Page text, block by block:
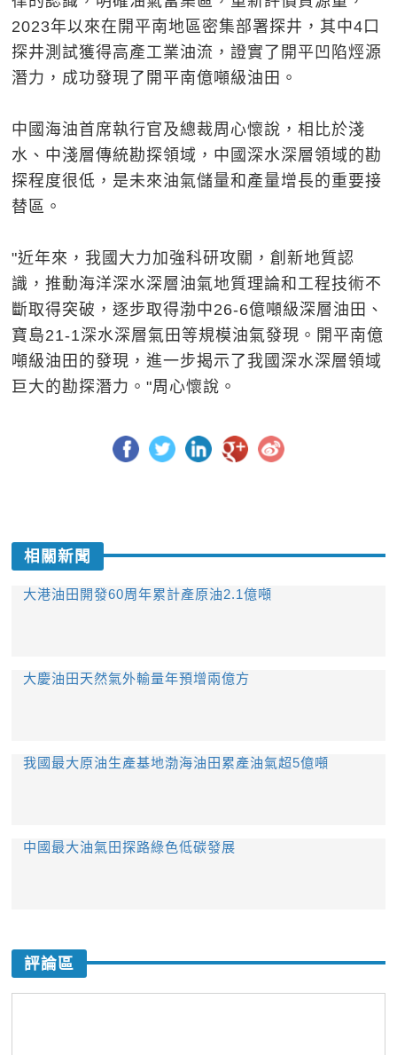
2023年以來在開平南地區密集部署探井，其中4口
探井測試獲得高產工業油流，證實了開平凹陷烴源
潛力，成功發現了開平南億噸級油田。
中國海油首席執行官及總裁周心懷說，相比於淺
水、中淺層傳統勘探領域，中國深水深層領域的勘
探程度很低，是未來油氣儲量和產量增長的重要接
替區。
"近年來，我國大力加強科研攻關，創新地質認
識，推動海洋深水深層油氣地質理論和工程技術不
斷取得突破，逐步取得渤中26-6億噸級深層油田、
寶島21-1深水深層氣田等規模油氣發現。開平南億
噸級油田的發現，進一步揭示了我國深水深層領域
巨大的勘探潛力。"周心懷說。
相關新聞
大港油田開發60周年累計產原油2.1億噸
大慶油田天然氣外輸量年預增兩億方
我國最大原油生產基地渤海油田累產油氣超5億噸
中國最大油氣田探路綠色低碳發展
評論區